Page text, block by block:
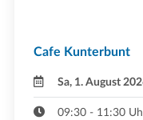
Cafe Kunterbunt
Sa, 1. August
09:30 - 11:30